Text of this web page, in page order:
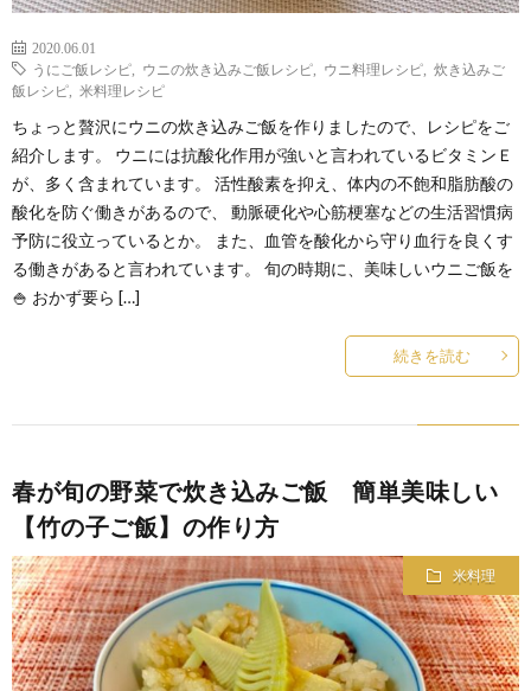
2020.06.01
うにご飯レシピ
ウニの炊き込みご飯レシピ ウニ料理レシピ
炊き込みご
飯レシピ
米料理レシピ
ちょっと贅沢にウニの炊き込みご飯を作りましたので、レシピをご
紹介します。 ウニには抗酸化作用が強いと言われているビタミンＥ
が、多く含まれています。 活性酸素を抑え、体内の不飽和脂肪酸の
酸化を防ぐ働きがあるので、 動脈硬化や心筋梗塞などの生活習慣病
予防に役立っているとか。 また、血管を酸化から守り血行を良くす
る働きがあると言われています。 旬の時期に、美味しいウニご飯を
🍚 おかず要ら […]
続きを読む
春が旬の野菜で炊き込みご飯 簡単美味しい
【竹の子ご飯】の作り方
米料理